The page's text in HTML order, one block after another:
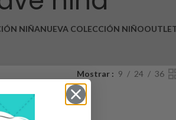
NIÑANUEVA COLECCIÓN NIÑO
Mostrar 9 24 36